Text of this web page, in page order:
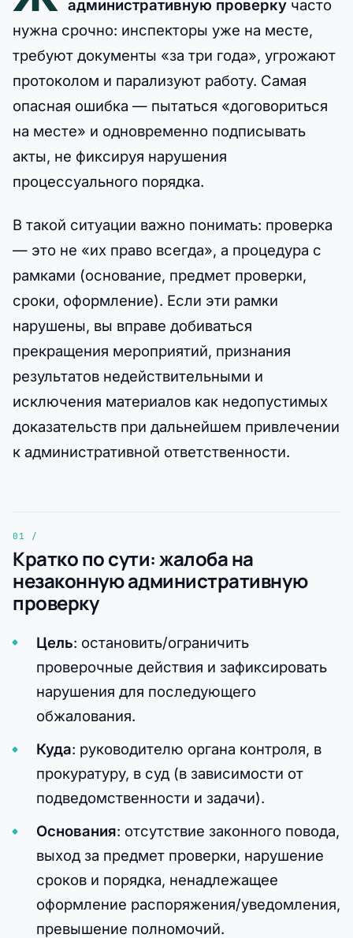
административную проверку часто
нужна срочно: инспекторы уже на месте,
требуют документы «за три года», угрожают
протоколом и парализуют работу. Самая
опасная ошибка — пытаться «договориться
на месте» и одновременно подписывать
акты, не фиксируя нарушения
процессуального порядка.
В такой ситуации важно понимать: проверка
— это не «их право всегда», а процедура с
рамками (основание, предмет проверки,
сроки, оформление). Если эти рамки
нарушены, вы вправе добиваться
прекращения мероприятий, признания
результатов недействительными и
исключения материалов как недопустимых
доказательств при дальнейшем привлечении
к административной ответственности.
Кратко по сути: жалоба на
незаконную административную
проверку
Цель: остановить/ограничить
проверочные действия и зафиксировать
нарушения для последующего
обжалования.
Куда: руководителю органа контроля, в
прокуратуру, в суд (в зависимости от
подведомственности и задачи).
Основания: отсутствие законного повода,
выход за предмет проверки, нарушение
сроков и порядка, ненадлежащее
оформление распоряжения/уведомления,
превышение полномочий.